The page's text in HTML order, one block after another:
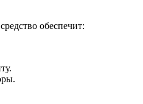
обеспечит: